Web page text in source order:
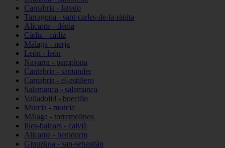
Cantabria - laredo
Tarragona - sant-carles-de-la-ràpita
Alicante - dénia
Cádiz - cádiz
Málaga - nerja
León - león
Navarra - pamplona
Cantabria - santander
Cantabria - el-astillero
Salamanca - salamanca
Valladolid - boecillo
Murcia - murcia
Málaga - torremolinos
Illes-balears - calvià
Alicante - benidorm
Gipuzkoa - san-sebastián